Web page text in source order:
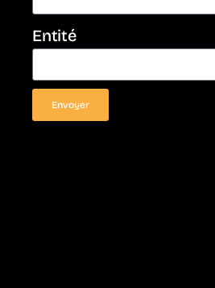
Entité
Envoyer